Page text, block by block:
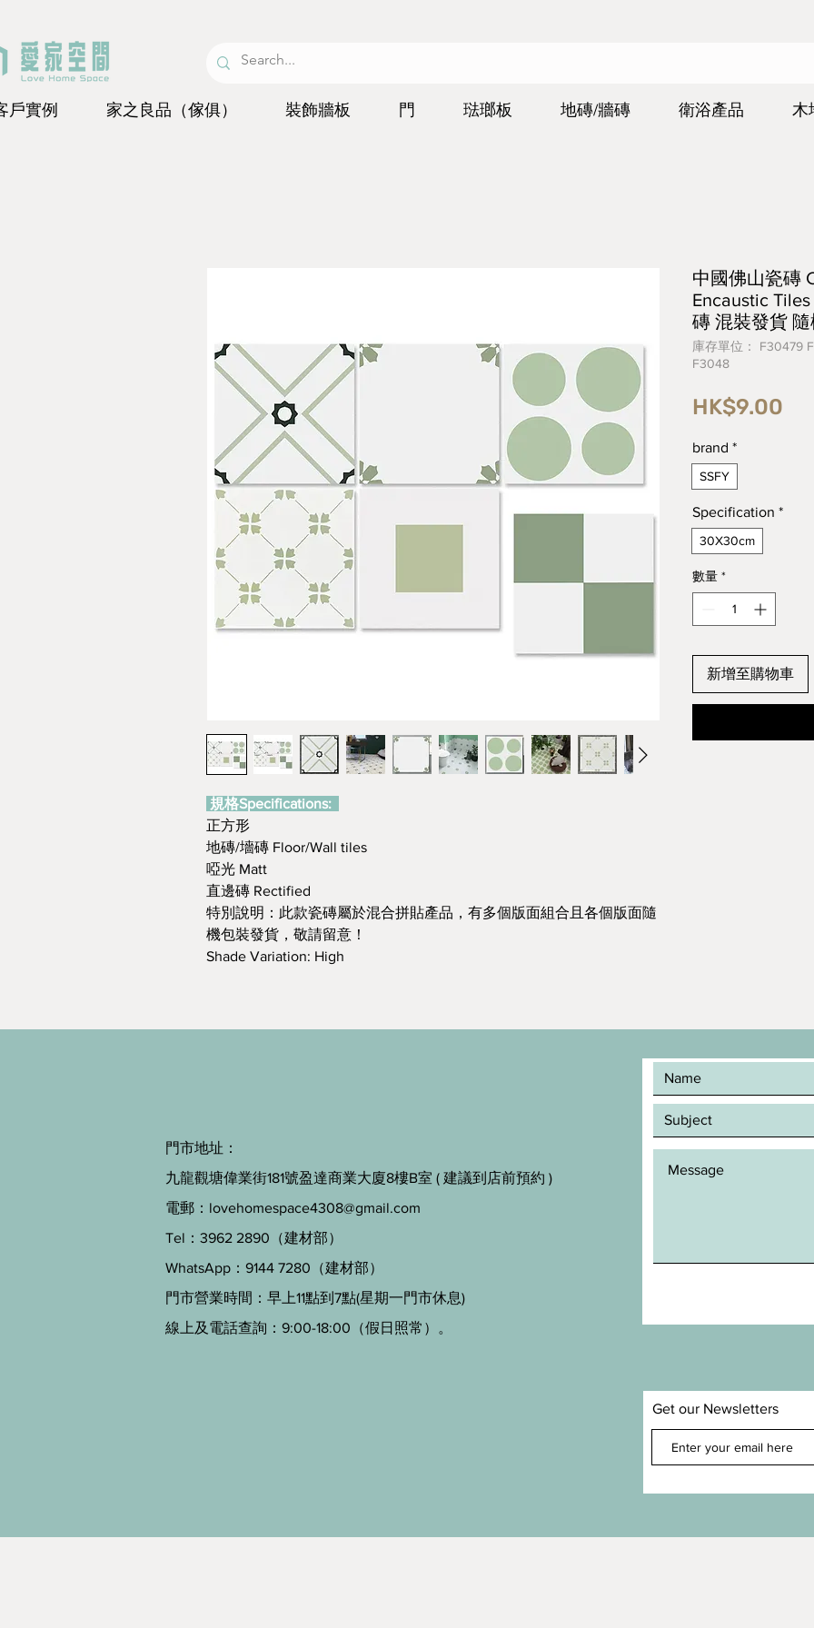
戶實例 家之良品（傢俱） 裝飾牆板 門 琺瑯板 地磚/牆磚 衛浴產品 木
規格Specifications:
正方形
地磚/墻磚 Floor/Wall tiles
啞光 Matt
直邊磚 Rectified
特別說明：此款瓷磚屬於混合拼貼產品，有多個版面組合且各個版面隨
機包裝發貨，敬請留意！
Shade Variation: High
中國佛山瓷磚
Encaustic
磚 混裝發貨
庫存單位： F30479
F3048
HK$9.00
brand *
SSFY
Specification *
30X30cm
數量 *
新增至購物車
門市地址：
九龍觀塘偉業街181號盈達商業大廈8樓B室 ( 建議到店前預約 )
電郵： lovehomespace4308@gmail.com
Tel：3962 2890（建材部）
WhatsApp：9144 7280（建材部）
門市營業時間：早上11點到7點(星期一門市休息)
線上及電話查詢：9:00-18:00（假日照常）。
Get our Newsletters